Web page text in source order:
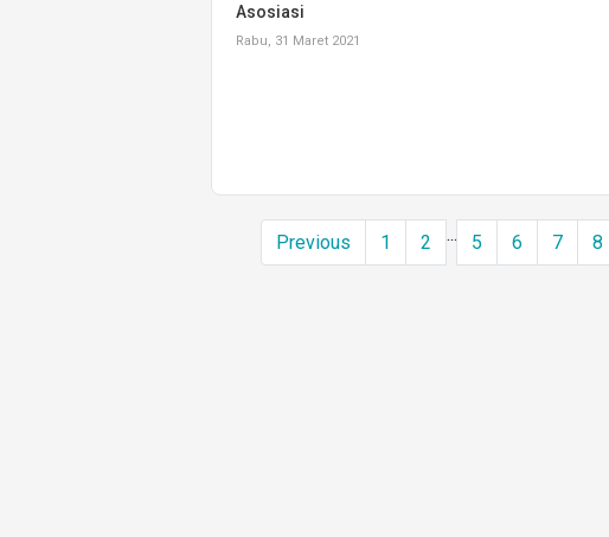
Asosiasi
Rabu, 31 Maret 2021
Previous 1 2 ... 5 6 7 8